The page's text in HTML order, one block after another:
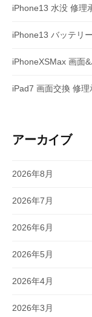
iPhone13 水没 修理
iPhone13 バッテリ
iPhoneXSMax 画面
iPad7 画面交換 修理
アーカイブ
2026年8月
2026年7月
2026年6月
2026年5月
2026年4月
2026年3月